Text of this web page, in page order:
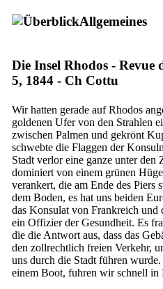
Allgemeines
Die Insel Rhodos - Revue
5, 1844 - Ch Cottu
Wir hatten gerade auf Rhodos
goldenen Ufer von den Strahlen
zwischen Palmen und gekrönt
schwebte die Flaggen der
Stadt verlor eine ganze unter den
dominiert von einem grünen
verankert, die am Ende des Piers
dem Boden, es hat uns beiden
das Konsulat von Frankreich und
ein Offizier der Gesundheit. Es
die die Antwort aus, dass das
den zollrechtlich freien Verkehr,
uns durch die Stadt führen
einem Boot, fuhren wir schnell in